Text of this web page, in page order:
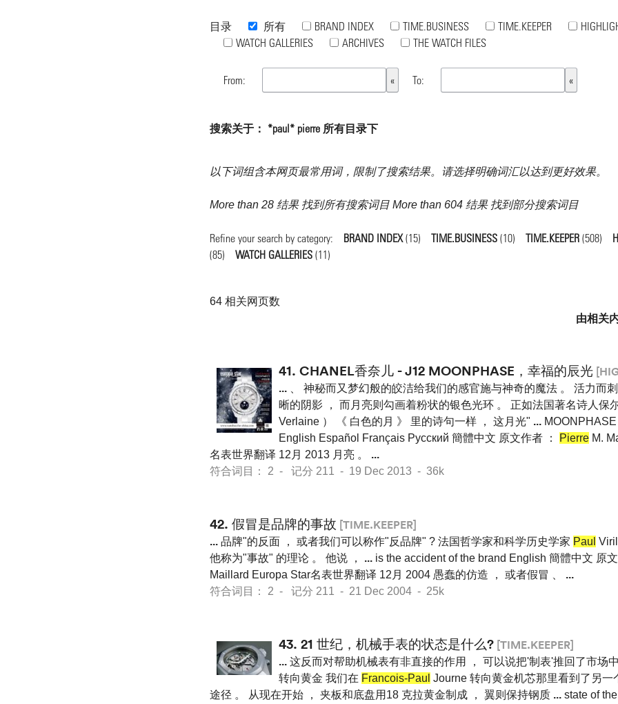
目录 所有 BRAND INDEX TIME.BUSINESS TIME.KEEPER
WATCH GALLERIES
ARCHIVES THE WATCH FILES
From: To:
搜索关于： *paul* pierre 所有目录下
以下词组含本网页最常用词，限制了搜索结果。请选择明确词汇以达到更好效果。
More than 28 结果 找到所有搜索词目 More than 604 结果 找到部分搜索词目
Refine your search by category: BRAND INDEX(15) TIME.BUSINESS (10) TIME.KEEPER (508)
(85)
WATCH GALLERIES (11)
64 相关网页数
由相关
41. CHANEL香奈儿 - J12 MOONPHASE，幸福的辰光
... 、 神秘而又梦幻般的皎洁给我们的感官施与神奇的魔法 。 活力而
晰的阴影 ， 而月亮则勾画着粉状的银色光环 。 正如法国著名诗人保
Verlaine ） 《 白色的月 》 里的诗句一样 ， 这月光" ...
English Español Français Pусский 簡體中文 原文作者 ：
Pierre M.
名表世界翻译 12月 2013 月亮 。 ...
符合词目： 2 - 记分 211 - 19 Dec 2013 - 36k
42. 假冒是品牌的事故 [TIME.KEEPER]
... 品牌"的反面 ， 或者我们可以称作"反品牌" ? 法国哲学家和科学历史学家 Paul
他称为"事故" 的理论 。 他说 ， ... is the accident of the brand English 簡體中文 原文
Maillard Europa Star名表世界翻译 12月 2004 愚蠢的仿造 ， 或者假冒 、 ...
符合词目： 2 - 记分 211 - 21 Dec 2004 - 25k
43. 21 世纪，机械手表的状态是什么? [TIME.KEEPER]
... 这反而对帮助机械表有非直接的作用 ， 可以说把'制表'推回了市场
转向黄金 我们在 Francois-Paul Journe 转向黄金机芯那里看到了另一
途径 。 从现在开始 ， 夹板和底盘用18 克拉黄金制成 ， 翼则保持钢质 ... state of